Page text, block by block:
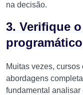
na decisão.
3. Verifique
programático
Muitas vezes,
abordagens
fundamental analisar